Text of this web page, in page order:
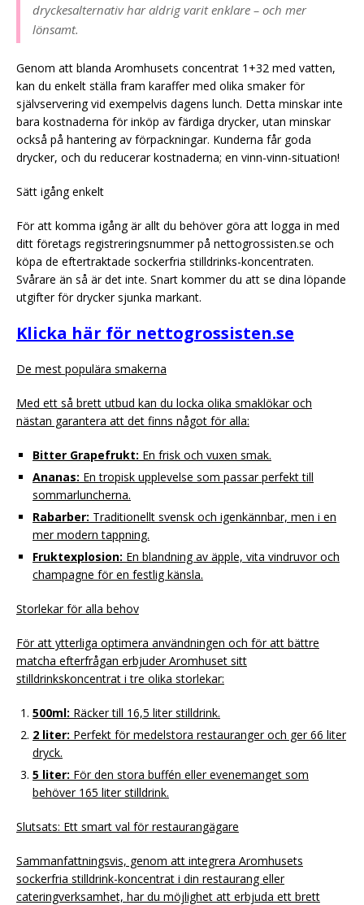
dryckesalternativ har aldrig varit enklare – och mer
lönsamt.
Genom att blanda Aromhusets concentrat 1+32 med vatten,
kan du enkelt ställa fram karaffer med olika smaker för
självservering vid exempelvis dagens lunch. Detta minskar inte
bara kostnaderna för inköp av färdiga drycker, utan minskar
också på hantering av förpackningar. Kunderna får goda
drycker, och du reducerar kostnaderna; en vinn-vinn-situation!
Sätt igång enkelt
För att komma igång är allt du behöver göra att logga in med
ditt företags registreringsnummer på nettogrossisten.se och
köpa de eftertraktade sockerfria stilldrinks-koncentraten.
Svårare än så är det inte. Snart kommer du att se dina löpande
utgifter för drycker sjunka markant.
Klicka här för nettogrossisten.se
De mest populära smakerna
Med ett så brett utbud kan du locka olika smaklökar och
nästan garantera att det finns något för alla:
Bitter Grapefrukt: En frisk och vuxen smak.
Ananas: En tropisk upplevelse som passar perfekt till
sommarluncherna.
Rabarber: Traditionellt svensk och igenkännbar, men i en
mer modern tappning.
Fruktexplosion: En blandning av äpple, vita vindruvor och
champagne för en festlig känsla.
Storlekar för alla behov
För att ytterliga optimera användningen och för att bättre
matcha efterfrågan erbjuder Aromhuset sitt
stilldrinkskoncentrat i tre olika storlekar:
500ml: Räcker till 16,5 liter stilldrink.
2 liter: Perfekt för medelstora restauranger och ger 66 liter
dryck.
5 liter: För den stora buffén eller evenemanget som
behöver 165 liter stilldrink.
Slutsats: Ett smart val för restaurangägare
Sammanfattningsvis, genom att integrera Aromhusets
sockerfria stilldrink-koncentrat i din restaurang eller
cateringverksamhet, har du möjlighet att erbjuda ett brett